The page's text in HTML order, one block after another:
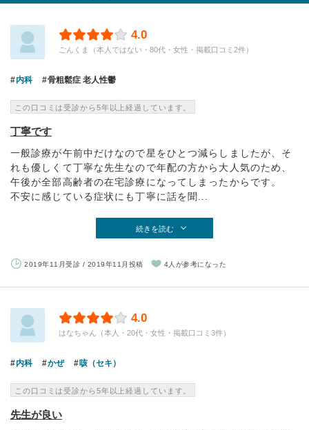
4.0
ごんくま（本人ではない・80代・女性・掲載口コミ2件）
内科 骨粗鬆症 老人性鬱
この口コミは受診から5年以上経過しています。
丁寧です
一般診療が午前中だけなので星をひとつ減らしましたが、そ
れも優しくて丁寧な先生なので年配の方から大人気のため、
午後が全部高齢者の在宅診療になってしまったからです。
不安に感じている症状にも丁寧に話を聞...
続きを読む
2019年11月受診 / 2019年11月投稿 4人が参考になった
4.0
はなちゃん（本人・20代・女性・掲載口コミ3件）
内科 かぜ 咳（セキ）
この口コミは受診から5年以上経過しています。
先生が良い